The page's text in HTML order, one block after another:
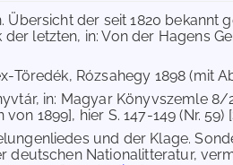
Übersicht der seit 1820 bekannt
letzten, in: Von der Hagens
Töredék, Rózsahegy 1898 (mit
in: Magyar Könyvszemle 8/2
1899], hier S. 147-149 (Nr. 59)
und der Klage.
deutschen Nationalitteratur,